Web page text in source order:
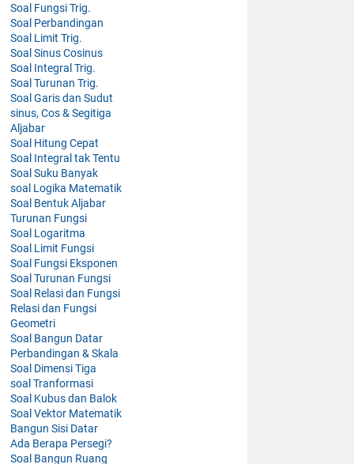
Soal Fungsi Trig.
Soal Perbandingan
Soal Limit Trig.
Soal Sinus Cosinus
Soal Integral Trig.
Soal Turunan Trig.
Soal Garis dan Sudut
sinus, Cos & Segitiga
Aljabar
Soal Hitung Cepat
Soal Integral tak Tentu
Soal Suku Banyak
soal Logika Matematik
Soal Bentuk Aljabar
Turunan Fungsi
Soal Logaritma
Soal Limit Fungsi
Soal Fungsi Eksponen
Soal Turunan Fungsi
Soal Relasi dan Fungsi
Relasi dan Fungsi
Geometri
Soal Bangun Datar
Perbandingan & Skala
Soal Dimensi Tiga
soal Tranformasi
Soal Kubus dan Balok
Soal Vektor Matematik
Bangun Sisi Datar
Ada Berapa Persegi?
Soal Bangun Ruang